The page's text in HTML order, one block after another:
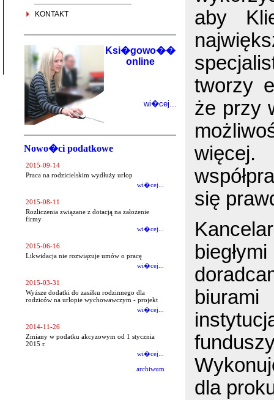
KONTAKT
Ksi�gowo��
online
wi�cej...
Nowo�ci podatkowe
2015-09-14
Praca na rodzicielskim wydłuży urlop
wi�cej...
2015-08-11
Rozliczenia związane z dotacją na założenie
firmy
wi�cej...
2015-06-16
Likwidacja nie rozwiązuje umów o pracę
wi�cej...
2015-03-31
Wyższe dodatki do zasiłku rodzinnego dla
rodziców na urlopie wychowawczym - projekt
wi�cej...
2014-11-26
Zmiany w podatku akcyzowym od 1 stycznia
2015 r.
wi�cej...
archiwum
aby
tworzy
że przy
się
dla